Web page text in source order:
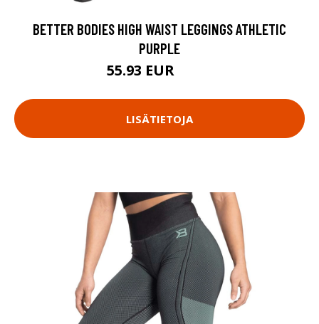
BETTER BODIES HIGH WAIST LEGGINGS ATHLETIC
PURPLE
55.93 EUR
LISÄTIETOJA